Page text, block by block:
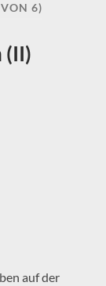
6)
(II)
auf der